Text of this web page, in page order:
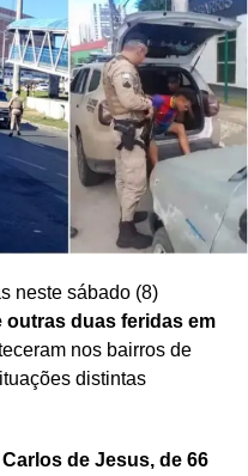
e reúnam outros
dos investigados.
facial
utilizadas pelas
de suspeitos
nova frente no
na qual criminosos
para dificultar o trabalho
neste sábado (8)
outras duas feridas em
nos bairros de
distintas
de Jesus, de 66